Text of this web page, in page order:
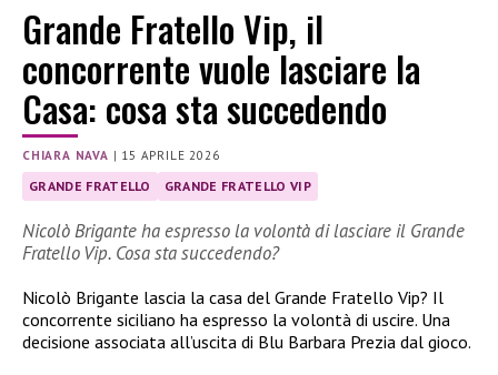
Grande Fratello Vip, il
concorrente vuole lasciare la
Casa: cosa sta succedendo
CHIARA NAVA | 15 APRILE 2026
GRANDE FRATELLO GRANDE FRATELLO VIP
Nicolò Brigante ha espresso la volontà di lasciare il Grande
Fratello Vip. Cosa sta succedendo?
Nicolò Brigante lascia la casa del Grande Fratello Vip? Il
concorrente siciliano ha espresso la volontà di uscire. Una
decisione associata all’uscita di Blu Barbara Prezia dal gioco.